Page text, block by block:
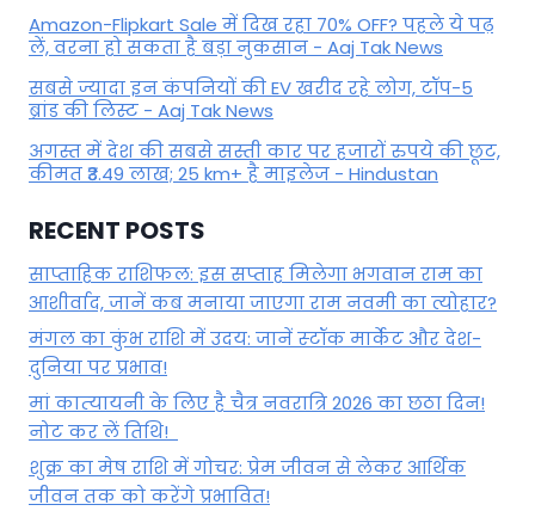
Amazon-Flipkart Sale में दिख रहा 70% OFF? पहले ये पढ़
लें, वरना हो सकता है बड़ा नुकसान - Aaj Tak News
सबसे ज्यादा इन कंपनियों की EV खरीद रहे लोग, टॉप-5
ब्रांड की लिस्ट - Aaj Tak News
अगस्त में देश की सबसे सस्ती कार पर हजारों रुपये की छूट,
कीमत ₹3.49 लाख; 25 km+ है माइलेज - Hindustan
RECENT POSTS
साप्ताहिक राशिफल: इस सप्ताह मिलेगा भगवान राम का
आशीर्वाद, जानें कब मनाया जाएगा राम नवमी का त्योहार?
मंगल का कुंभ राशि में उदय: जानें स्‍टॉक मार्केट और देश-
दुनिया पर प्रभाव!
मां कात्‍यायनी के लिए है चैत्र नवरात्रि 2026 का छठा दिन!
नोट कर लें तिथि!
शुक्र का मेष राशि में गोचर: प्रेम जीवन से लेकर आर्थिक
जीवन तक को करेंगे प्रभावित!